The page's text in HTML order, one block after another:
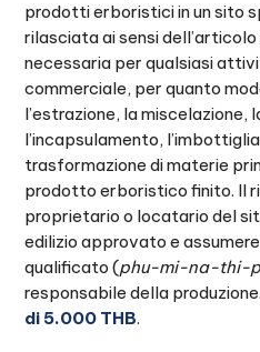
prodotti erboristici in un sito
rilasciata ai sensi dell’articolo
necessaria per qualsiasi
commerciale, per quanto
l’estrazione, la miscelazione,
l’incapsulamento,
trasformazione di materie
prodotto erboristico finito. Il
proprietario o locatario del
edilizio approvato e
qualificato (phu-mi-na-thi-
responsabile della
di 5.000 THB.